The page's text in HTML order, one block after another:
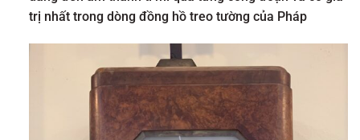
trị nhất trong dòng đồng hồ treo tường của Pháp